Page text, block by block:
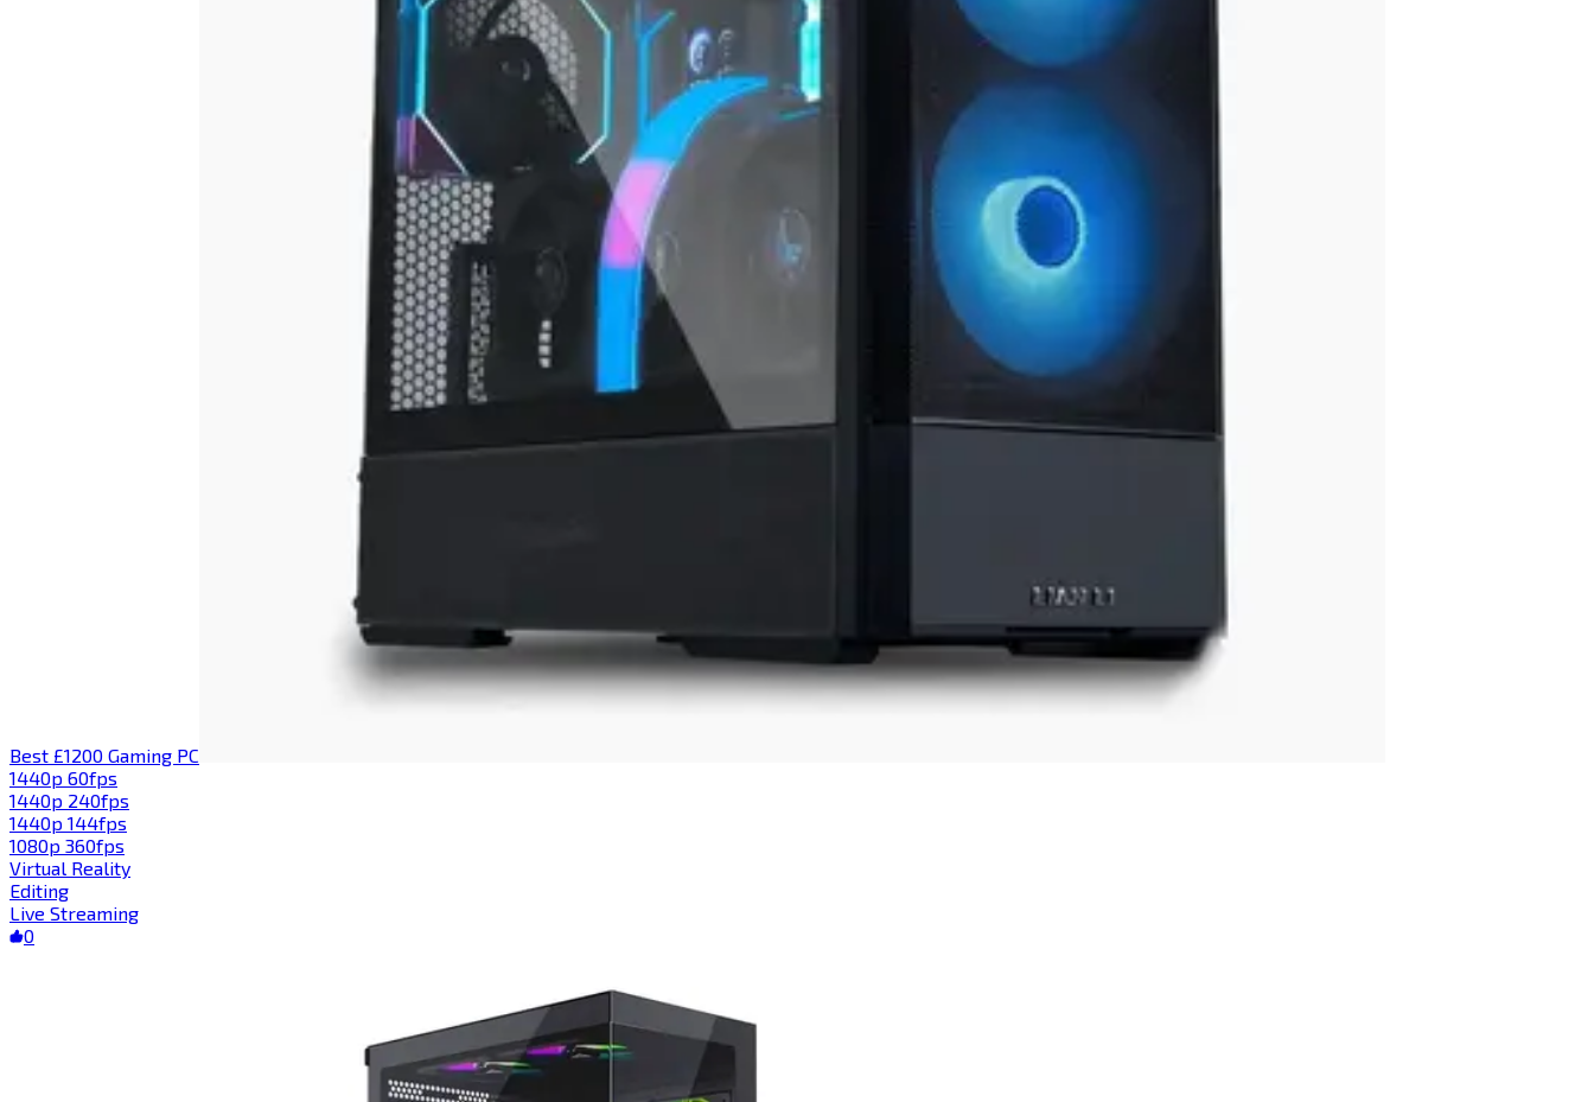
Best £1200 Gaming PC​​​​‌ ‍ ​‍​‍‌‍ ‌ ​‍‌‍‍‌‌‍‌ ‌‍‍‌‌‍ ‍​‍​‍​ ‍‍​‍​‍‌ ​ ‌‍​‌‌‍ ‍‌‍‍‌‌ ‌​‌ ‍‌​‍ ‍‌‍‍‌‌‍ ​‍​‍​‍ ​​‍​‍‌‍‍​‌ ​‍‌‍‌‌‌‍‌‍​‍​‍​ ‍‍​‍​‍​‍ ‌‍​‌‌‍‌​‌‍ ‌‌‍‍‌‌‍ ‍​‍ ‌‍‍‌‌‍ ‍‌ ‌​‌‍‌‌‌‍ ‍‌ ‌​​‍ ‌‍‌‌‌‍‌​‌‍‍‌‌ ‌​​‍ ‌‍ ‌‌‍ ‌‍‌​‌‍‌‌​ ‌‌ ​​‌ ​‍‌‍‌‌‌ ​ ‌‍‌‌‌‍ ‍‌ ‌​‌‍​‌‌ ‌​‌‍‍‌‌‍ ‌‍ ‍​ ‍ ‌‍‍‌‌‍‌​​ ‌​ ​‌​ ​​​ ‌​‌‍‌‌​ ‍​‌‍​‍​ ‌‌‌‍​‌​‍ ‌​ ‌‍​ ​​​ ​​​ ‌‍​‍ ‌​ ‌​​ ‌‌​ ​ ​ ​ ​‍ ‌​ ‍​‌‍‌‍​ ​‍‌‍‌‍​‍ ‌‌‍​ ​ ​​​ ​‌​ ‌ ​ ‌ ​ ‍​​ ‌‍​ ​​‌‍‌​​ ​​​ ‍​​ ‌ ​ ‍ ‌ ‌​‌ ‍‌‌ ​​‌‍‌‌​ ‌‌‍​‍‌ ‌‌‌‍‍‌‌‍ ​‌‍‌​​ ‍ ‌ ​​‌‍​‌‌ ‌​‌‍‍​​ ‌‌‍‍‌​ ​‌​ ‍​‌‍ ‍‌‌ ‌‍ ‍‌‍​‌‌‍ ‌‌‍‌‌​‍‌‌​ ‌‌‌​​‍‌‌ ‌‍‍ ‌‍‌‌‌ ‍‌​‍‌‌​ ​ ‌​‌​​‍‌‌​ ​ ‌​‌​​‍‌‌​ ​‍​ ​‍‌‍‌‌‌‍ ‍​‍‌‌​ ​‍​ ​‍​‍‌‌​ ‌‌‌​‌​​‍ ‍‌ ‌‍‌‍​‌‌‍ ​‌ ‌‌‌‍‌‌​ ‌‍​‍‌‍​‌‌ ​ ‌‍‌‌‌‌‌‌‌ ​‍‌‍ ​​ ‌​‍‌‌​ ​‍‌​‌‍‌‍​‌‌‍‌​‌‍ ‌‌‍‍‌‌‍ ‍​‍‌‍‌‍‍‌‌‍‌​​ ‌​ ​‌​ ​​​ ‌​‌‍‌‌​ ‍​‌‍​‍​ ‌‌‌‍​‌​‍ ‌​ ‌‍​ ​​​ ​​​ ‌‍​‍ ‌​ ‌​​ ‌‌​ ​ ​ ​ ​‍ ‌​ ‍​‌‍‌‍​ ​‍‌‍‌‍​‍ ‌‌‍​ ​ ​​​ ​‌​ ‌ ​ ‌ ​ ‍​​ ‌‍​ ​​‌‍‌​​ ​​​ ‍​​ ‌ ​‍‌‍‌ ‌​‌ ‍‌‌ ​​‌‍‌‌​ ‌‌‍​‍‌ ‌‌‌‍‍‌‌‍ ​‌‍‌​​‍‌‍‌ ​​‌‍​‌‌ ‌​‌‍‍​​ ‌‌‍‍‌​ ​‌​ ‍​‌‍ ‍‌‌ ‌‍ ‍‌‍​‌‌‍ ‌‌‍‌‌​‍‌‌​ ‌‌‌​​‍‌‌ ‌‍‍ ‌‍‌‌‌ ‍‌​‍‌‌​ ​ ‌​‌​​‍‌‌​ ​ ‌​‌​​‍‌‌​ ​‍​ ​‍‌‍‌‌‌‍ ‍​‍‌‌​ ​‍​ ​‍​‍‌‌​ ‌‌‌​‌​​‍ ‍‌ ‌‍‌‍​‌‌‍ ​‌ ‌‌‌‍‌‌​‍‌‍‌ ​​‌‍‌‌‌ ​‍‌ ​ ‌ ​​‌‍‌‌‌‍​ ‌ ‌​‌‍‍‌‌ ‌‍‌‍‌‌​ ‌‌ ​​‌ ‌‌‌‍​‍‌‍ ​‌‍‍‌‌ ​ ‌‍‍​‌‍‌‌‌‍‌​​‍​‍‌ ‌
1440p 60fps​​​​‌ ‍ ​‍​‍‌‍ ‌ ​‍‌‍‍‌‌‍‌ ‌‍‍‌‌‍ ‍​‍​‍​ ‍‍​‍​‍‌ ​ ‌‍​‌‌‍ ‍‌‍‍‌‌ ‌​‌ ‍‌​‍ ‍‌‍‍‌‌‍ ​‍​‍​‍ ​​‍​‍‌‍‍​‌ ​‍‌‍‌‌‌‍‌‍​‍​‍​ ‍‍​‍​‍​‍ ‌‍​‌‌‍‌​‌‍ ‌‌‍‍‌‌‍ ‍​‍ ‌‍‍‌‌‍ ‍‌ ‌​‌‍‌‌‌‍ ‍‌ ‌​​‍ ‌‍‌‌‌‍‌​‌‍‍‌‌ ‌​​‍ ‌‍ ‌‌‍ ‌‍‌​‌‍‌‌​ ‌‌ ​​‌ ​‍‌‍‌‌‌ ​ ‌‍‌‌‌‍ ‍‌ ‌​‌‍​‌‌ ‌​‌‍‍‌‌‍ ‌‍ ‍​ ‍ ‌‍‍‌‌‍‌​​ ‌​ ​‍​ ‌ ‌‍​ ​ ‍​​ ‍‌‌‍​‍​ ‌ ​ ​​​‍ ‌​ ​‍​ ‍‌​ ‍​‌‍‌‍​‍ ‌​ ‌​​ ‍‌​ ‌‍​ ‍‌​‍ ‌‌‍​‌​ ​‌​ ‌​​ ‍​​‍ ‌​ ​​​ ​ ​ ‌ ‌‍​‌‌‍​‌​ ‍‌​ ‍​​ ‌‍​ ​ ‌‍​ ​ ​ ​ ​ ​ ‍ ‌ ‌​‌ ‍‌‌ ​​‌‍‌‌​ ‌‌ ​​‌‍‌‌‌ ​‍‌‍‌‍‌‍ ‌ ​‍‌‍ ‌‌‍​‌‌‍ ‍‌‍​ ‌‍‌‌​ ‍ ‌ ​​‌‍​‌‌ ‌​‌‍‍​​ ‌‌‍ ‍‌‍​‌‌‍ ‌‌‍‌‌​ ‌‍​‍‌‍​‌‌ ​ ‌‍‌‌‌‌‌‌‌ ​‍‌‍ ​​ ‌​‍‌‌​ ​‍‌​‌‍‌‍​‌‌‍‌​‌‍ ‌‌‍‍‌‌‍ ‍​‍‌‍‌‍‍‌‌‍‌​​ ‌​ ​‍​ ‌ ‌‍​ ​ ‍​​ ‍‌‌‍​‍​ ‌ ​ ​​​‍ ‌​ ​‍​ ‍‌​ ‍​‌‍‌‍​‍ ‌​ ‌​​ ‍‌​ ‌‍​ ‍‌​‍ ‌‌‍​‌​ ​‌​ ‌​​ ‍​​‍ ‌​ ​​​ ​ ​ ‌ ‌‍​‌‌‍​‌​ ‍‌​ ‍​​ ‌‍​ ​ ‌‍​ ​ ​ ​ ​ ​‍‌‍‌ ‌​‌ ‍‌‌ ​​‌‍‌‌​ ‌‌ ​​‌‍‌‌‌ ​‍‌‍‌‍‌‍ ‌ ​‍‌‍ ‌‌‍​‌‌‍ ‍‌‍​ ‌‍‌‌​‍‌‍‌ ​​‌‍​‌‌ ‌​‌‍‍​​ ‌‌‍ ‍‌‍​‌‌‍ ‌‌‍‌‌​‍‌‍‌ ​​‌‍‌‌‌ ​‍‌ ​ ‌ ​​‌‍‌‌‌‍​ ‌ ‌​‌‍‍‌‌ ‌‍‌‍‌‌​ ‌‌ ​​‌ ‌‌‌‍​‍‌‍ ​‌‍‍‌‌ ​ ‌‍‍​‌‍‌‌‌‍‌​​‍​‍‌ ‌
1440p 240fps​​​​‌ ‍ ​‍​‍‌‍ ‌ ​‍‌‍‍‌‌‍‌ ‌‍‍‌‌‍ ‍​‍​‍​ ‍‍​‍​‍‌ ​ ‌‍​‌‌‍ ‍‌‍‍‌‌ ‌​‌ ‍‌​‍ ‍‌‍‍‌‌‍ ​‍​‍​‍ ​​‍​‍‌‍‍​‌ ​‍‌‍‌‌‌‍‌‍​‍​‍​ ‍‍​‍​‍​‍ ‌‍​‌‌‍‌​‌‍ ‌‌‍‍‌‌‍ ‍​‍ ‌‍‍‌‌‍ ‍‌ ‌​‌‍‌‌‌‍ ‍‌ ‌​​‍ ‌‍‌‌‌‍‌​‌‍‍‌‌ ‌​​‍ ‌‍ ‌‌‍ ‌‍‌​‌‍‌‌​ ‌‌ ​​‌ ​‍‌‍‌‌‌ ​ ‌‍‌‌‌‍ ‍‌ ‌​‌‍​‌‌ ‌​‌‍‍‌‌‍ ‌‍ ‍​ ‍ ‌‍‍‌‌‍‌​​ ‌‌‍​‍​ ​‌​ ​ ‌‍‌‍​ ​‍‌‍‌‍‌‍​ ​ ‍​​‍ ‌​ ​‌‌‍‌‌‌‍​‌​ ​‌​‍ ‌​ ‌​‌‍​‌‌‍​ ​ ​‍​‍ ‌​ ‍​​ ​​​ ‌‍‌‍​ ​‍ ‌‌‍​‌​ ​​​ ‍​​ ‍​​ ‍​​ ‌‍​ ‌ ​ ‌ ​ ​‍​ ‍​​ ​ ​ ​ ​ ‍ ‌ ‌​‌ ‍‌‌ ​​‌‍‌‌​ ‌‌ ​​‌‍‌‌‌ ​‍‌‍‌‍‌‍ ‌ ​‍‌‍ ‌‌‍​‌‌‍ ‍‌‍​ ‌‍‌‌​ ‍ ‌ ​​‌‍​‌‌ ‌​‌‍‍​​ ‌‌‍ ‍‌‍​‌‌‍ ‌‌‍‌‌​ ‌‍​‍‌‍​‌‌ ​ ‌‍‌‌‌‌‌‌‌ ​‍‌‍ ​​ ‌​‍‌‌​ ​‍‌​‌‍‌‍​‌‌‍‌​‌‍ ‌‌‍‍‌‌‍ ‍​‍‌‍‌‍‍‌‌‍‌​​ ‌‌‍​‍​ ​‌​ ​ ‌‍‌‍​ ​‍‌‍‌‍‌‍​ ​ ‍​​‍ ‌​ ​‌‌‍‌‌‌‍​‌​ ​‌​‍ ‌​ ‌​‌‍​‌‌‍​ ​ ​‍​‍ ‌​ ‍​​ ​​​ ‌‍‌‍​ ​‍ ‌‌‍​‌​ ​​​ ‍​​ ‍​​ ‍​​ ‌‍​ ‌ ​ ‌ ​ ​‍​ ‍​​ ​ ​ ​ ​‍‌‍‌ ‌​‌ ‍‌‌ ​​‌‍‌‌​ ‌‌ ​​‌‍‌‌‌ ​‍‌‍‌‍‌‍ ‌ ​‍‌‍ ‌‌‍​‌‌‍ ‍‌‍​ ‌‍‌‌​‍‌‍‌ ​​‌‍​‌‌ ‌​‌‍‍​​ ‌‌‍ ‍‌‍​‌‌‍ ‌‌‍‌‌​‍‌‍‌ ​​‌‍‌‌‌ ​‍‌ ​ ‌ ​​‌‍‌‌‌‍​ ‌ ‌​‌‍‍‌‌ ‌‍‌‍‌‌​ ‌‌ ​​‌ ‌‌‌‍​‍‌‍ ​‌‍‍‌‌ ​ ‌‍‍​‌‍‌‌‌‍‌​​‍​‍‌ ‌
1440p 144fps​​​​‌ ‍ ​‍​‍‌‍ ‌ ​‍‌‍‍‌‌‍‌ ‌‍‍‌‌‍ ‍​‍​‍​ ‍‍​‍​‍‌ ​ ‌‍​‌‌‍ ‍‌‍‍‌‌ ‌​‌ ‍‌​‍ ‍‌‍‍‌‌‍ ​‍​‍​‍ ​​‍​‍‌‍‍​‌ ​‍‌‍‌‌‌‍‌‍​‍​‍​ ‍‍​‍​‍​‍ ‌‍​‌‌‍‌​‌‍ ‌‌‍‍‌‌‍ ‍​‍ ‌‍‍‌‌‍ ‍‌ ‌​‌‍‌‌‌‍ ‍‌ ‌​​‍ ‌‍‌‌‌‍‌​‌‍‍‌‌ ‌​​‍ ‌‍ ‌‌‍ ‌‍‌​‌‍‌‌​ ‌‌ ​​‌ ​‍‌‍‌‌‌ ​ ‌‍‌‌‌‍ ‍‌ ‌​‌‍​‌‌ ‌​‌‍‍‌‌‍ ‌‍ ‍​ ‍ ‌‍‍‌‌‍‌​​ ‌‌‍​ ​ ​‍​ ‍​​ ‍‌​ ‌​‌‍‌‌‌‍​‍​ ‌​​‍ ‌‌‍‌​​ ‍‌​ ​‌​ ​ ​‍ ‌​ ‌​​ ​‌​ ‌‍​ ‌ ​‍ ‌​ ‍​​ ​‍​ ‌​‌‍​‌​‍ ‌​ ‌​​ ​‌‌‍‌​‌‍​‌‌‍‌‌​ ​ ‌‍‌‌‌‍‌​​ ‌ ‌‍‌​‌‍​ ​ ​ ​ ‍ ‌ ‌​‌ ‍‌‌ ​​‌‍‌‌​ ‌‌ ​​‌‍‌‌‌ ​‍‌‍‌‍‌‍ ‌ ​‍‌‍ ‌‌‍​‌‌‍ ‍‌‍​ ‌‍‌‌​ ‍ ‌ ​​‌‍​‌‌ ‌​‌‍‍​​ ‌‌‍ ‍‌‍​‌‌‍ ‌‌‍‌‌​ ‌‍​‍‌‍​‌‌ ​ ‌‍‌‌‌‌‌‌‌ ​‍‌‍ ​​ ‌​‍‌‌​ ​‍‌​‌‍‌‍​‌‌‍‌​‌‍ ‌‌‍‍‌‌‍ ‍​‍‌‍‌‍‍‌‌‍‌​​ ‌‌‍​ ​ ​‍​ ‍​​ ‍‌​ ‌​‌‍‌‌‌‍​‍​ ‌​​‍ ‌‌‍‌​​ ‍‌​ ​‌​ ​ ​‍ ‌​ ‌​​ ​‌​ ‌‍​ ‌ ​‍ ‌​ ‍​​ ​‍​ ‌​‌‍​‌​‍ ‌​ ‌​​ ​‌‌‍‌​‌‍​‌‌‍‌‌​ ​ ‌‍‌‌‌‍‌​​ ‌ ‌‍‌​‌‍​ ​ ​ ​‍‌‍‌ ‌​‌ ‍‌‌ ​​‌‍‌‌​ ‌‌ ​​‌‍‌‌‌ ​‍‌‍‌‍‌‍ ‌ ​‍‌‍ ‌‌‍​‌‌‍ ‍‌‍​ ‌‍‌‌​‍‌‍‌ ​​‌‍​‌‌ ‌​‌‍‍​​ ‌‌‍ ‍‌‍​‌‌‍ ‌‌‍‌‌​‍‌‍‌ ​​‌‍‌‌‌ ​‍‌ ​ ‌ ​​‌‍‌‌‌‍​ ‌ ‌​‌‍‍‌‌ ‌‍‌‍‌‌​ ‌‌ ​​‌ ‌‌‌‍​‍‌‍ ​‌‍‍‌‌ ​ ‌‍‍​‌‍‌‌‌‍‌​​‍​‍‌ ‌
1080p 360fps​​​​‌ ‍ ​‍​‍‌‍ ‌ ​‍‌‍‍‌‌‍‌ ‌‍‍‌‌‍ ‍​‍​‍​ ‍‍​‍​‍‌ ​ ‌‍​‌‌‍ ‍‌‍‍‌‌ ‌​‌ ‍‌​‍ ‍‌‍‍‌‌‍ ​‍​‍​‍ ​​‍​‍‌‍‍​‌ ​‍‌‍‌‌‌‍‌‍​‍​‍​ ‍‍​‍​‍​‍ ‌‍​‌‌‍‌​‌‍ ‌‌‍‍‌‌‍ ‍​‍ ‌‍‍‌‌‍ ‍‌ ‌​‌‍‌‌‌‍ ‍‌ ‌​​‍ ‌‍‌‌‌‍‌​‌‍‍‌‌ ‌​​‍ ‌‍ ‌‌‍ ‌‍‌​‌‍‌‌​ ‌‌ ​​‌ ​‍‌‍‌‌‌ ​ ‌‍‌‌‌‍ ‍‌ ‌​‌‍​‌‌ ‌​‌‍‍‌‌‍ ‌‍ ‍​ ‍ ‌‍‍‌‌‍‌​​ ‌‌‍‌​‌‍​ ‌‍‌‍​ ‍‌​ ​​‌‍​‍‌‍‌‌‌‍‌​​‍ ‌‌‍‌​​ ‌ ​ ​‍‌‍‌‌​‍ ‌​ ‌​​ ​ ‌‍‌‌‌‍​‍​‍ ‌​ ‍‌‌‍‌‌​ ​​‌‍​ ​‍ ‌​ ‌ ​ ​‍​ ​​​ ‌‍‌‍​ ‌‍‌​​ ‌‍​ ​‍​ ​‌‌‍​‍​ ‌ ‌‍​‍​ ‍ ‌ ‌​‌ ‍‌‌ ​​‌‍‌‌​ ‌‌ ​​‌‍‌‌‌ ​‍‌‍‌‍‌‍ ‌ ​‍‌‍ ‌‌‍​‌‌‍ ‍‌‍​ ‌‍‌‌​ ‍ ‌ ​​‌‍​‌‌ ‌​‌‍‍​​ ‌‌‍ ‍‌‍​‌‌‍ ‌‌‍‌‌​ ‌‍​‍‌‍​‌‌ ​ ‌‍‌‌‌‌‌‌‌ ​‍‌‍ ​​ ‌​‍‌‌​ ​‍‌​‌‍‌‍​‌‌‍‌​‌‍ ‌‌‍‍‌‌‍ ‍​‍‌‍‌‍‍‌‌‍‌​​ ‌‌‍‌​‌‍​ ‌‍‌‍​ ‍‌​ ​​‌‍​‍‌‍‌‌‌‍‌​​‍ ‌‌‍‌​​ ‌ ​ ​‍‌‍‌‌​‍ ‌​ ‌​​ ​ ‌‍‌‌‌‍​‍​‍ ‌​ ‍‌‌‍‌‌​ ​​‌‍​ ​‍ ‌​ ‌ ​ ​‍​ ​​​ ‌‍‌‍​ ‌‍‌​​ ‌‍​ ​‍​ ​‌‌‍​‍​ ‌ ‌‍​‍​‍‌‍‌ ‌​‌ ‍‌‌ ​​‌‍‌‌​ ‌‌ ​​‌‍‌‌‌ ​‍‌‍‌‍‌‍ ‌ ​‍‌‍ ‌‌‍​‌‌‍ ‍‌‍​ ‌‍‌‌​‍‌‍‌ ​​‌‍​‌‌ ‌​‌‍‍​​ ‌‌‍ ‍‌‍​‌‌‍ ‌‌‍‌‌​‍‌‍‌ ​​‌‍‌‌‌ ​‍‌ ​ ‌ ​​‌‍‌‌‌‍​ ‌ ‌​‌‍‍‌‌ ‌‍‌‍‌‌​ ‌‌ ​​‌ ‌‌‌‍​‍‌‍ ​‌‍‍‌‌ ​ ‌‍‍​‌‍‌‌‌‍‌​​‍​‍‌ ‌
Virtual Reality​​​​‌ ‍ ​‍​‍‌‍ ‌ ​‍‌‍‍‌‌‍‌ ‌‍‍‌‌‍ ‍​‍​‍​ ‍‍​‍​‍‌ ​ ‌‍​‌‌‍ ‍‌‍‍‌‌ ‌​‌ ‍‌​‍ ‍‌‍‍‌‌‍ ​‍​‍​‍ ​​‍​‍‌‍‍​‌ ​‍‌‍‌‌‌‍‌‍​‍​‍​ ‍‍​‍​‍​‍ ‌‍​‌‌‍‌​‌‍ ‌‌‍‍‌‌‍ ‍​‍ ‌‍‍‌‌‍ ‍‌ ‌​‌‍‌‌‌‍ ‍‌ ‌​​‍ ‌‍‌‌‌‍‌​‌‍‍‌‌ ‌​​‍ ‌‍ ‌‌‍ ‌‍‌​‌‍‌‌​ ‌‌ ​​‌ ​‍‌‍‌‌‌ ​ ‌‍‌‌‌‍ ‍‌ ‌​‌‍​‌‌ ‌​‌‍‍‌‌‍ ‌‍ ‍​ ‍ ‌‍‍‌‌‍‌​​ ‌​ ​‌​ ​‌‌‍​‌​ ‍‌‌‍‌‌‌‍​‍​ ‌ ​ ​‍​‍ ‌​ ‌​‌‍‌​​ ​‍​ ‌​​‍ ‌​ ‌​​ ​​‌‍‌​​ ​‍​‍ ‌‌‍​‌‌‍​‌‌‍‌​‌‍​‌​‍ ‌‌‍‌‍‌‍‌​‌‍​‍​ ‍‌​ ‌ ​ ‌‍‌‍​‌​ ‌ ‌‍​‍​ ‍​​ ‍‌‌‍‌‍​ ‍ ‌ ‌​‌ ‍‌‌ ​​‌‍‌‌​ ‌‌ ‌​‌‍​‌‌‍‌ ​ ‍ ‌ ​​‌‍​‌‌ ‌​‌‍‍​​ ‌‌‍ ‍‌‍​‌‌‍ ‌‌‍‌‌​ ‌‍​‍‌‍​‌‌ ​ ‌‍‌‌‌‌‌‌‌ ​‍‌‍ ​​ ‌​‍‌‌​ ​‍‌​‌‍‌‍​‌‌‍‌​‌‍ ‌‌‍‍‌‌‍ ‍​‍‌‍‌‍‍‌‌‍‌​​ ‌​ ​‌​ ​‌‌‍​‌​ ‍‌‌‍‌‌‌‍​‍​ ‌ ​ ​‍​‍ ‌​ ‌​‌‍‌​​ ​‍​ ‌​​‍ ‌​ ‌​​ ​​‌‍‌​​ ​‍​‍ ‌‌‍​‌‌‍​‌‌‍‌​‌‍​‌​‍ ‌‌‍‌‍‌‍‌​‌‍​‍​ ‍‌​ ‌ ​ ‌‍‌‍​‌​ ‌ ‌‍​‍​ ‍​​ ‍‌‌‍‌‍​‍‌‍‌ ‌​‌ ‍‌‌ ​​‌‍‌‌​ ‌‌ ‌​‌‍​‌‌‍‌ ​‍‌‍‌ ​​‌‍​‌‌ ‌​‌‍‍​​ ‌‌‍ ‍‌‍​‌‌‍ ‌‌‍‌‌​‍‌‍‌ ​​‌‍‌‌‌ ​‍‌ ​ ‌ ​​‌‍‌‌‌‍​ ‌ ‌​‌‍‍‌‌ ‌‍‌‍‌‌​ ‌‌ ​​‌ ‌‌‌‍​‍‌‍ ​‌‍‍‌‌ ​ ‌‍‍​‌‍‌‌‌‍‌​​‍​‍‌ ‌
Editing​​​​‌ ‍ ​‍​‍‌‍ ‌ ​‍‌‍‍‌‌‍‌ ‌‍‍‌‌‍ ‍​‍​‍​ ‍‍​‍​‍‌ ​ ‌‍​‌‌‍ ‍‌‍‍‌‌ ‌​‌ ‍‌​‍ ‍‌‍‍‌‌‍ ​‍​‍​‍ ​​‍​‍‌‍‍​‌ ​‍‌‍‌‌‌‍‌‍​‍​‍​ ‍‍​‍​‍​‍ ‌‍​‌‌‍‌​‌‍ ‌‌‍‍‌‌‍ ‍​‍ ‌‍‍‌‌‍ ‍‌ ‌​‌‍‌‌‌‍ ‍‌ ‌​​‍ ‌‍‌‌‌‍‌​‌‍‍‌‌ ‌​​‍ ‌‍ ‌‌‍ ‌‍‌​‌‍‌‌​ ‌‌ ​​‌ ​‍‌‍‌‌‌ ​ ‌‍‌‌‌‍ ‍‌ ‌​‌‍​‌‌ ‌​‌‍‍‌‌‍ ‌‍ ‍​ ‍ ‌‍‍‌‌‍‌​​ ‌‌‍‌​​ ‌ ‌‍​‍‌‍‌​​ ​‌‌‍​ ​ ‌‍​ ‌​​‍ ‌​ ​‍​ ‌ ​ ‌​​ ‍‌​‍ ‌​ ‌​​ ​‍​ ​ ​ ‍‌​‍ ‌​ ‍​​ ​​​ ‌​‌‍‌‍​‍ ‌​ ‌‍‌‍‌‍‌‍​ ​ ‌‌​ ‌‌‌‍‌​​ ​‌​ ‌ ‌‍​‍‌‍​‍‌‍‌‌​ ​‌​ ‍ ‌ ‌​‌ ‍‌‌ ​​‌‍‌‌​ ‌‌ ‌​‌‍​‌‌‍‌ ​ ‍ ‌ ​​‌‍​‌‌ ‌​‌‍‍​​ ‌‌‍ ‍‌‍​‌‌‍ ‌‌‍‌‌​ ‌‍​‍‌‍​‌‌ ​ ‌‍‌‌‌‌‌‌‌ ​‍‌‍ ​​ ‌​‍‌‌​ ​‍‌​‌‍‌‍​‌‌‍‌​‌‍ ‌‌‍‍‌‌‍ ‍​‍‌‍‌‍‍‌‌‍‌​​ ‌‌‍‌​​ ‌ ‌‍​‍‌‍‌​​ ​‌‌‍​ ​ ‌‍​ ‌​​‍ ‌​ ​‍​ ‌ ​ ‌​​ ‍‌​‍ ‌​ ‌​​ ​‍​ ​ ​ ‍‌​‍ ‌​ ‍​​ ​​​ ‌​‌‍‌‍​‍ ‌​ ‌‍‌‍‌‍‌‍​ ​ ‌‌​ ‌‌‌‍‌​​ ​‌​ ‌ ‌‍​‍‌‍​‍‌‍‌‌​ ​‌​‍‌‍‌ ‌​‌ ‍‌‌ ​​‌‍‌‌​ ‌‌ ‌​‌‍​‌‌‍‌ ​‍‌‍‌ ​​‌‍​‌‌ ‌​‌‍‍​​ ‌‌‍ ‍‌‍​‌‌‍ ‌‌‍‌‌​‍‌‍‌ ​​‌‍‌‌‌ ​‍‌ ​ ‌ ​​‌‍‌‌‌‍​ ‌ ‌​‌‍‍‌‌ ‌‍‌‍‌‌​ ‌‌ ​​‌ ‌‌‌‍​‍‌‍ ​‌‍‍‌‌ ​ ‌‍‍​‌‍‌‌‌‍‌​​‍​‍‌ ‌
Live Streaming​​​​‌ ‍ ​‍​‍‌‍ ‌ ​‍‌‍‍‌‌‍‌ ‌‍‍‌‌‍ ‍​‍​‍​ ‍‍​‍​‍‌ ​ ‌‍​‌‌‍ ‍‌‍‍‌‌ ‌​‌ ‍‌​‍ ‍‌‍‍‌‌‍ ​‍​‍​‍ ​​‍​‍‌‍‍​‌ ​‍‌‍‌‌‌‍‌‍​‍​‍​ ‍‍​‍​‍​‍ ‌‍​‌‌‍‌​‌‍ ‌‌‍‍‌‌‍ ‍​‍ ‌‍‍‌‌‍ ‍‌ ‌​‌‍‌‌‌‍ ‍‌ ‌​​‍ ‌‍‌‌‌‍‌​‌‍‍‌‌ ‌​​‍ ‌‍ ‌‌‍ ‌‍‌​‌‍‌‌​ ‌‌ ​​‌ ​‍‌‍‌‌‌ ​ ‌‍‌‌‌‍ ‍‌ ‌​‌‍​‌‌ ‌​‌‍‍‌‌‍ ‌‍ ‍​ ‍ ‌‍‍‌‌‍‌​​ ‌​ ​‌‌‍​‍​ ‌‍‌‍​‌‌‍​ ​ ​‌‌‍​‍​ ​‍​‍ ‌‌‍‌​​ ‌ ​ ‍​​ ‌‍​‍ ‌​ ‌​​ ‍​‌‍‌‌​ ‍‌​‍ ‌‌‍​‍​ ​‌‌‍‌‌‌‍‌​​‍ ‌​ ​​‌‍​‍​ ‍‌​ ‌ ‌‍​‍‌‍‌​​ ‌ ​ ‌ ​ ​‌‌‍‌​​ ​​‌‍‌​​ ‍ ‌ ‌​‌ ‍‌‌ ​​‌‍‌‌​ ‌‌ ‌​‌‍​‌‌‍‌ ​ ‍ ‌ ​​‌‍​‌‌ ‌​‌‍‍​​ ‌‌‍ ‍‌‍​‌‌‍ ‌‌‍‌‌​ ‌‍​‍‌‍​‌‌ ​ ‌‍‌‌‌‌‌‌‌ ​‍‌‍ ​​ ‌​‍‌‌​ ​‍‌​‌‍‌‍​‌‌‍‌​‌‍ ‌‌‍‍‌‌‍ ‍​‍‌‍‌‍‍‌‌‍‌​​ ‌​ ​‌‌‍​‍​ ‌‍‌‍​‌‌‍​ ​ ​‌‌‍​‍​ ​‍​‍ ‌‌‍‌​​ ‌ ​ ‍​​ ‌‍​‍ ‌​ ‌​​ ‍​‌‍‌‌​ ‍‌​‍ ‌‌‍​‍​ ​‌‌‍‌‌‌‍‌​​‍ ‌​ ​​‌‍​‍​ ‍‌​ ‌ ‌‍​‍‌‍‌​​ ‌ ​ ‌ ​ ​‌‌‍‌​​ ​​‌‍‌​​‍‌‍‌ ‌​‌ ‍‌‌ ​​‌‍‌‌​ ‌‌ ‌​‌‍​‌‌‍‌ ​‍‌‍‌ ​​‌‍​‌‌ ‌​‌‍‍​​ ‌‌‍ ‍‌‍​‌‌‍ ‌‌‍‌‌​‍‌‍‌ ​​‌‍‌‌‌ ​‍‌ ​ ‌ ​​‌‍‌‌‌‍​ ‌ ‌​‌‍‍‌‌ ‌‍‌‍‌‌​ ‌‌ ​​‌ ‌‌‌‍​‍‌‍ ​‌‍‍‌‌ ​ ‌‍‍​‌‍‌‌‌‍‌​​‍​‍‌ ‌
0